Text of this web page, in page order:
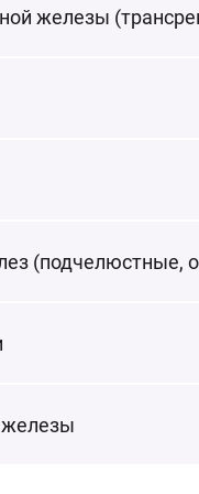
железы
(подчелюстные,